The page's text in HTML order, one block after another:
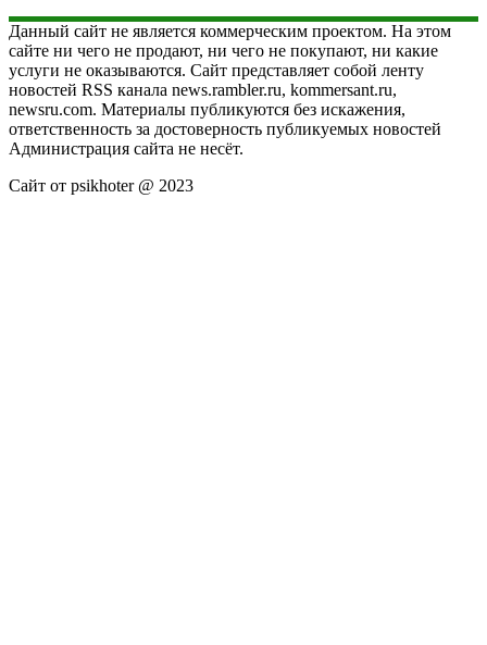
Данный сайт не является коммерческим проектом. На этом
сайте ни чего не продают, ни чего не покупают, ни какие
услуги не оказываются. Сайт представляет собой ленту
новостей RSS канала news.rambler.ru, kommersant.ru,
newsru.com. Материалы публикуются без искажения,
ответственность за достоверность публикуемых новостей
Администрация сайта не несёт.
Сайт от psikhoter @ 2023